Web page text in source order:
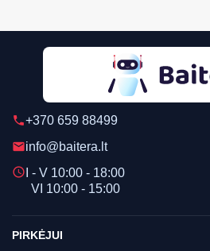
phone+370 659 88499
emailinfo@baitera.lt
schedule I - V 10:00 - 18:00
VI 10:00 - 15:00
PIRKĖJUI